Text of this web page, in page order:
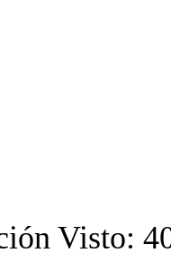
Visto: